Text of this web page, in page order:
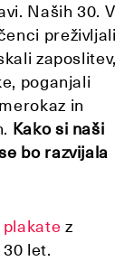
Naših 30. V
preživljali
zaposlitev,
poganjali
in
Kako si naši
bo razvijala
plakate z
let.